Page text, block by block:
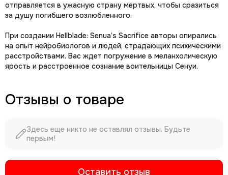
отправляется в ужасную страну мертвых, чтобы сразиться
за душу погибшего возлюбленного.
При создании Hellblade: Senua’s Sacrifice авторы опирались
на опыт нейробиологов и людей, страдающих психическими
расстройствами. Вас ждет погружение в меланхолическую
ярость и расстроенное сознание воительницы Сенуи.
Отзывы о товаре
Здесь еще никто не оставлял отзывы. Будьте
первым!
Оставить отзыв